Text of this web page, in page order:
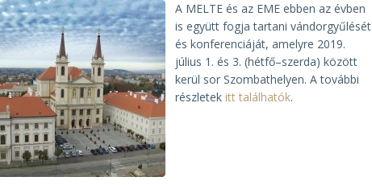
A MELTE és az EME ebben az évben
is együtt fogja tartani vándorgyűlését
és konferenciáját, amelyre 2019.
július 1. és 3. (hétfő–szerda) között
kerül sor Szombathelyen. A további
részletekitt találhatók.